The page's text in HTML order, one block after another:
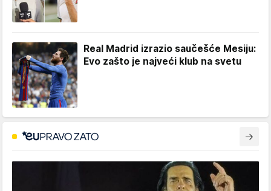
Real Madrid izrazio saučešće Mesiju:
Evo zašto je najveći klub na svetu